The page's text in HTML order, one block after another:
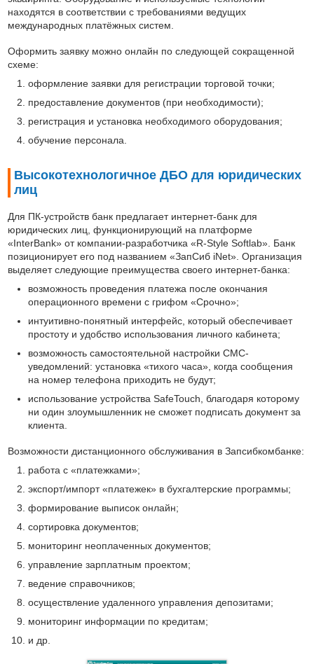
находятся в соответствии с требованиями ведущих
международных платёжных систем.
Оформить заявку можно онлайн по следующей сокращенной
схеме:
оформление заявки для регистрации торговой точки;
предоставление документов (при необходимости);
регистрация и установка необходимого оборудования;
обучение персонала.
Высокотехнологичное ДБО для юридических
лиц
Для ПК-устройств банк предлагает интернет-банк для
юридических лиц, функционирующий на платформе
«InterBank» от компании-разработчика «R-Style Softlab». Банк
позиционирует его под названием «ЗапСиб iNet». Организация
выделяет следующие преимущества своего интернет-банка:
возможность проведения платежа после окончания
операционного времени с грифом «Срочно»;
интуитивно-понятный интерфейс, который обеспечивает
простоту и удобство использования личного кабинета;
возможность самостоятельной настройки СМС-
уведомлений: установка «тихого часа», когда сообщения
на номер телефона приходить не будут;
использование устройства SafeTouch, благодаря которому
ни один злоумышленник не сможет подписать документ за
клиента.
Возможности дистанционного обслуживания в Запсибкомбанке:
работа с «платежками»;
экспорт/импорт «платежек» в бухгалтерские программы;
формирование выписок онлайн;
сортировка документов;
мониторинг неоплаченных документов;
управление зарплатным проектом;
ведение справочников;
осуществление удаленного управления депозитами;
мониторинг информации по кредитам;
и др.